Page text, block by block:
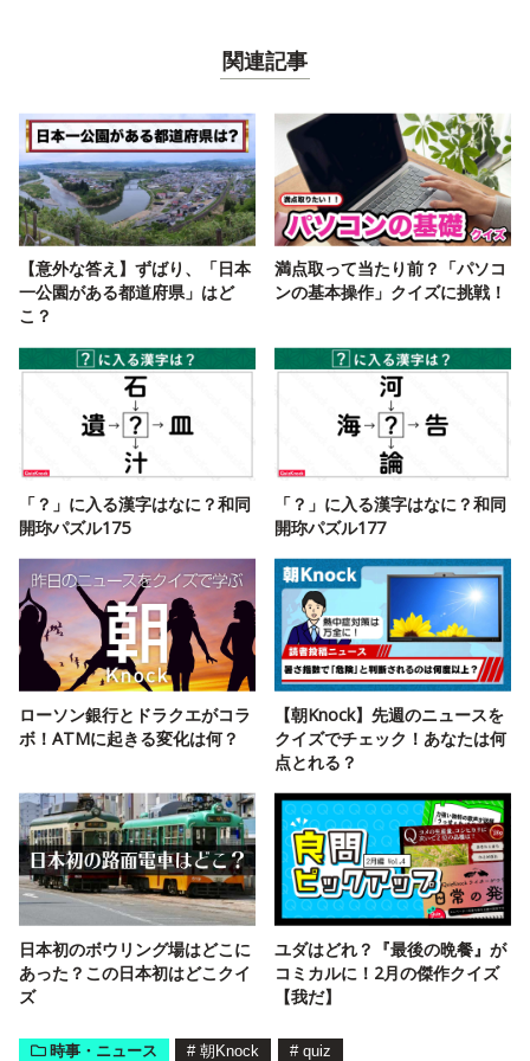
関連記事
【意外な答え】ずばり、「日本
一公園がある都道府県」はど
こ？
満点取って当たり前？「パソコ
ンの基本操作」クイズに挑戦！
「？」に入る漢字はなに？和同
開珎パズル175
「？」に入る漢字はなに？和同
開珎パズル177
ローソン銀行とドラクエがコラ
ボ！ATMに起きる変化は何？
【朝Knock】先週のニュースを
クイズでチェック！あなたは何
点とれる？
日本初のボウリング場はどこに
あった？この日本初はどこクイ
ズ
ユダはどれ？『最後の晩餐』が
コミカルに！2月の傑作クイズ
【我だ】
時事・ニュース # 朝Knock # quiz